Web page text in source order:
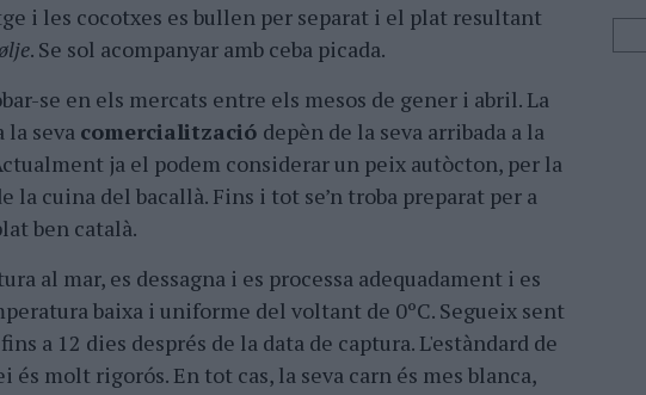
i les cocotxes es bullen per separat i el plat resultant
. Se sol acompanyar amb ceba picada.
se en els mercats entre els mesos de gener i abril. La
la seva comercialització depèn de la seva arribada a la
ja el podem considerar un peix autòcton, per la
la cuina del bacallà. Fins i tot se’n troba preparat per a
ben català.
al mar, es dessagna i es processa adequadament i es
baixa i uniforme del voltant de 0ºC. Segueix sent
a 12 dies després de la data de captura. L'estàndard de
és molt rigorós. En tot cas, la seva carn és mes blanca,